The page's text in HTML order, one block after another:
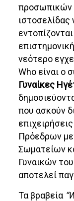
προσωπικών
νεότερο
Who είναι ο
Γυναίκες
που ασκούν
Πρόεδρων
Σωματείων
Γυναικών
αποτελεί
Τα βραβεία